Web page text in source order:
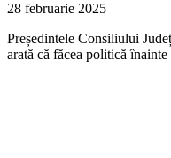
28 februarie 2025
Președintele Consiliului
arată că făcea politică